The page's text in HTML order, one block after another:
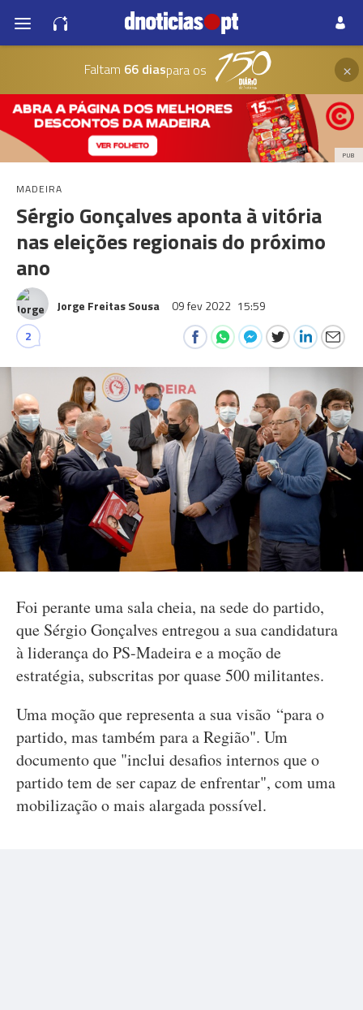
Faltam 66 diaspara os ×
PUB
MADEIRA
Sérgio Gonçalves aponta à vitória
nas eleições regionais do próximo
ano
Jorge Freitas Sousa 09 fev 2022 15:59
2
Foi perante uma sala cheia, na sede do partido,
que Sérgio Gonçalves entregou a sua candidatura
à liderança do PS-Madeira e a moção de
estratégia, subscritas por quase 500 militantes.
Uma moção que representa a sua visão “para o
partido, mas também para a Região". Um
documento que "inclui desafios internos que o
partido tem de ser capaz de enfrentar", com uma
mobilização o mais alargada possível.